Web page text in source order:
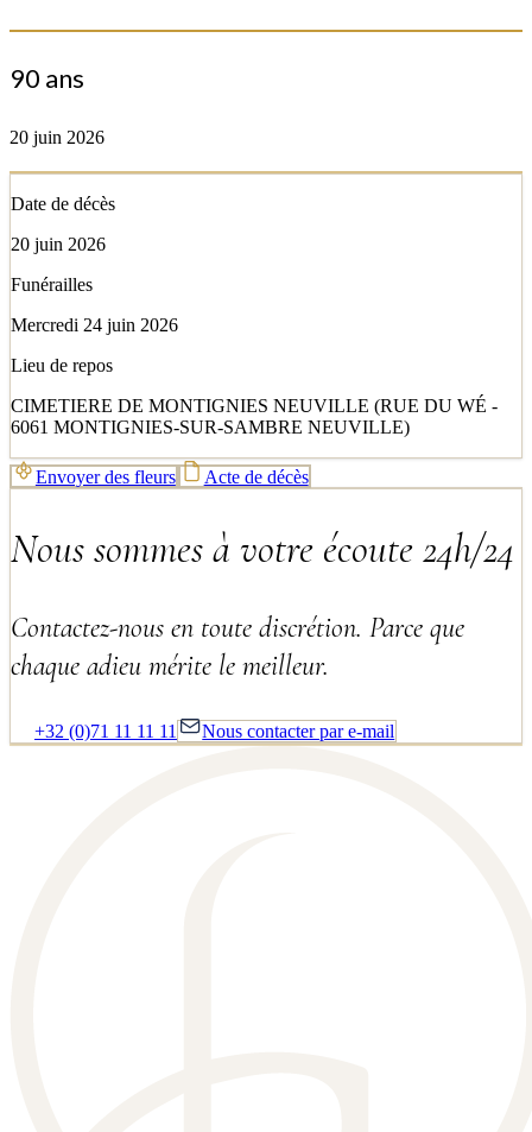
90 ans
20 juin 2026
Date de décès
20 juin 2026
Funérailles
Mercredi 24 juin 2026
Lieu de repos
CIMETIERE DE MONTIGNIES NEUVILLE (RUE DU WÉ -
6061 MONTIGNIES-SUR-SAMBRE NEUVILLE)
Envoyer des fleurs Acte de décès
Nous sommes à votre écoute 24h/24
Contactez-nous en toute discrétion. Parce que
chaque adieu mérite le meilleur.
+32 (0)71 11 11 11 Nous contacter par e-mail